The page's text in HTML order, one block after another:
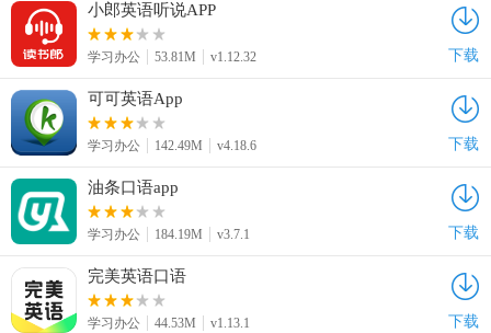
小郎英语听说APP
学习办公 53.81M v1.12.32 下载
可可英语App
学习办公 142.49M v4.18.6 下载
油条口语app
学习办公 184.19M v3.7.1 下载
完美英语口语
学习办公 44.53M v1.13.1 下载